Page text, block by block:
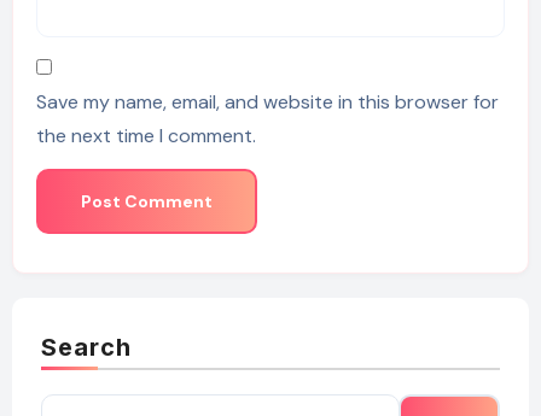
Save my name, email, and website in this browser for
the next time I comment.
Search